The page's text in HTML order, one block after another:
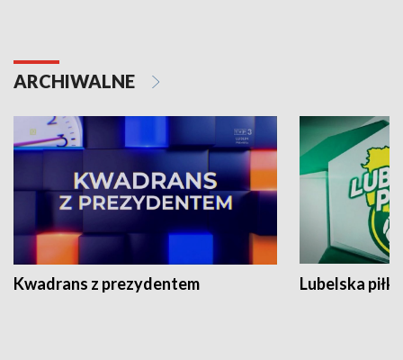
ARCHIWALNE
Kwadrans z prezydentem Lubelska piłka